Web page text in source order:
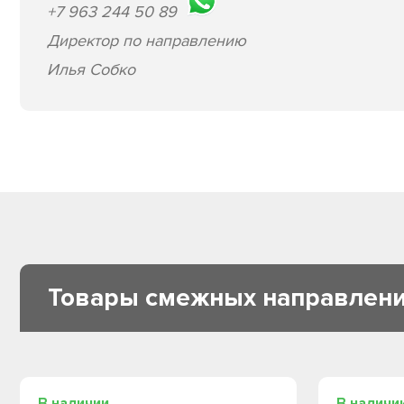
+7 963 244 50 89
Директор по направлению
Илья Собко
Товары смежных